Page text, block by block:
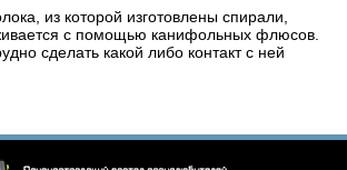
из которой изготовлены спирали,
с помощью канифольных флюсов.
сделать какой либо контакт с ней